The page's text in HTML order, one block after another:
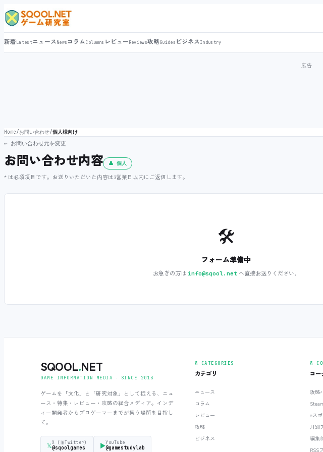
新着LatestニュースNews コラムColumns レビューReviews攻略Guides ビジネスIndustry
Home/お問い合わせ/個人様向け
← お問い合わせ元を変更
お問い合わせ内容 👤 個人
* は必須項目です。お送りいただいた内容は3営業日以内にご返信します。
🛠️
フォーム準備中
お急ぎの方は info@sqool.netへ直接お送りください。
SQOOL.NET
GAME INFORMATION MEDIA ‧ SINCE 2013
ゲームを「文化」と「研究対象」として捉える、ニュ
ース・特集・レビュー・攻略の総合メディア。インデ
ィー開発者からプロゲーマーまでが集う場所を目指し
て。
𝕏X (旧Twitter)
@sqoolgames ▶YouTube
@gamestudylab
§ CATEGORIES
カテゴリ
ニュース
コラム
レビュー
攻略
ビジネス
§
コー
攻略
eス
月別
編集
RSS